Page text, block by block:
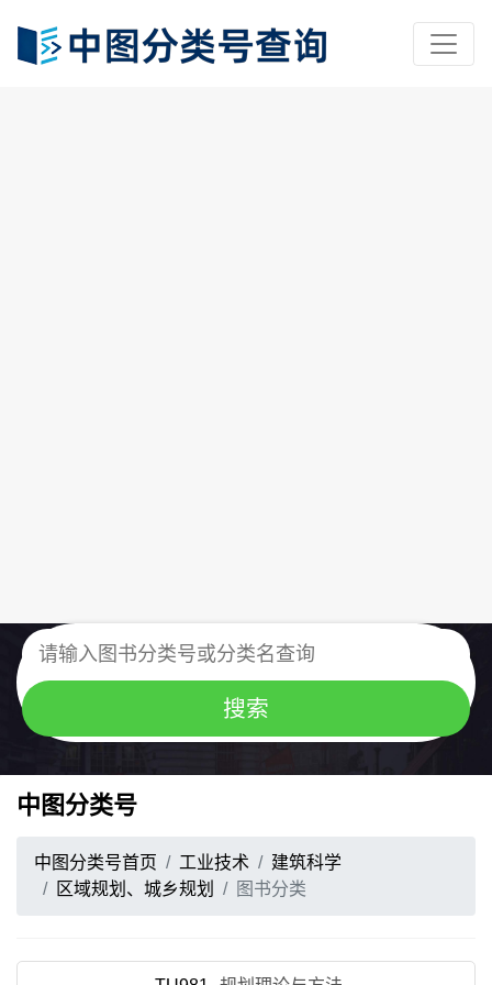
中图分类号
中图分类号首页 工业技术
建筑科学
区域规划、城乡规划
图书分类